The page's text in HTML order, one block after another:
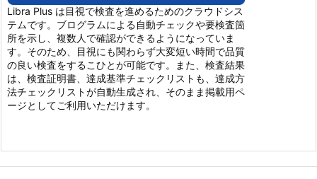
Libra Plus は目視で検査を進めるためのクラウドシス
テムです。ブログラムによる自動チェックや要検査箇
所を示し、複数人で確認ができるようになっていま
す。そのため、目視にも関わらず大変短い時間で品質
の良い検査をするこひとが可能です。また、検査結果
は、検査証明書、達成基準チェックリストも、達成方
法チェックリストが自動生成され、そのまま掲載用ペ
ージとしてご利用いただけます。